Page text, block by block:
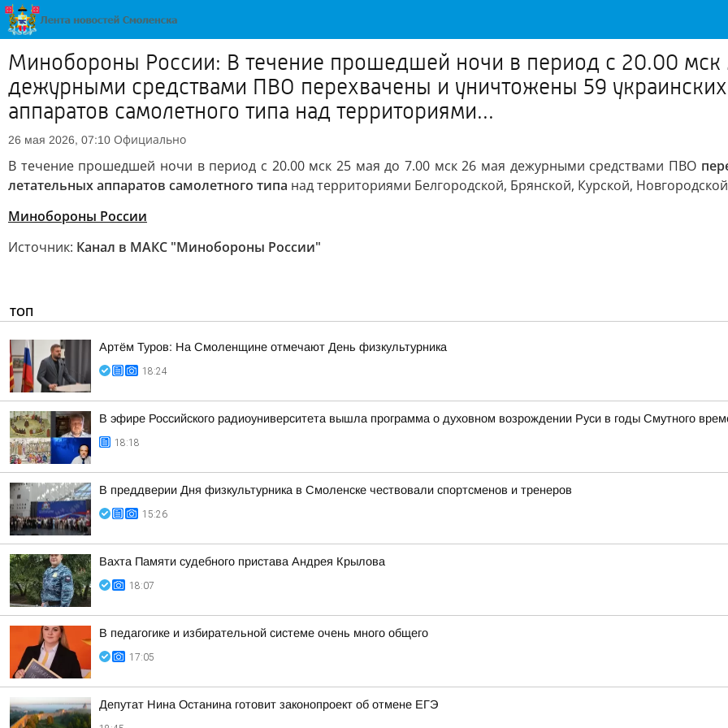
Минобороны России: В течение прошедшей ночи в период с 20.00 мск
дежурными средствами ПВО перехвачены и уничтожены 59
аппаратов самолетного типа над территориями...
26 мая 2026, 07:10 Официально
В течение прошедшей ночи в период с 20.00 мск 25 мая до 7.00 мск 26 мая дежурными средствами ПВО
летательных аппаратов самолетного типа над территориями Белгородской, Брянской, Курской,
Минобороны России
Источник: Канал в МАКС "Минобороны России"
ТОП
Артём Туров: На Смоленщине отмечают День физкультурника
18:24
В эфире Российского радиоуниверситета вышла программа о духовном возрождении Руси в годы Смутного
18:18
В преддверии Дня физкультурника в Смоленске чествовали спортсменов и тренеров
15:26
Вахта Памяти судебного пристава Андрея Крылова
18:07
В педагогике и избирательной системе очень много общего
17:05
Депутат Нина Останина готовит законопроект об отмене ЕГЭ